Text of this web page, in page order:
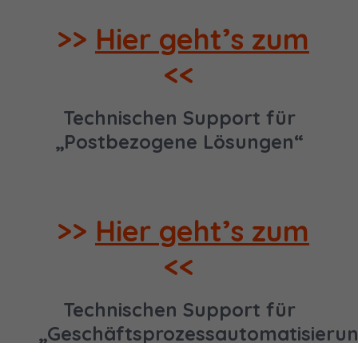
>> Hier geht’s zum
<<
Technischen Support für
„Postbezogene Lösungen“
>> Hier geht’s zum
<<
Technischen Support für